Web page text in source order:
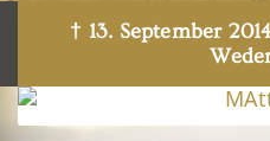
† 13. September